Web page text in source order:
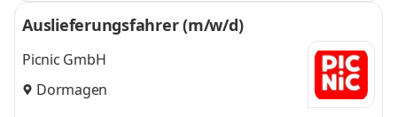
Auslieferungsfahrer (m/w/d)
Picnic GmbH
Dormagen